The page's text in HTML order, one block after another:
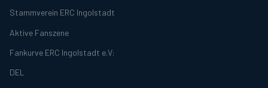
Stammverein ERC Ingolstadt
Aktive Fanszene
Fankurve ERC Ingolstadt e.V:
DEL